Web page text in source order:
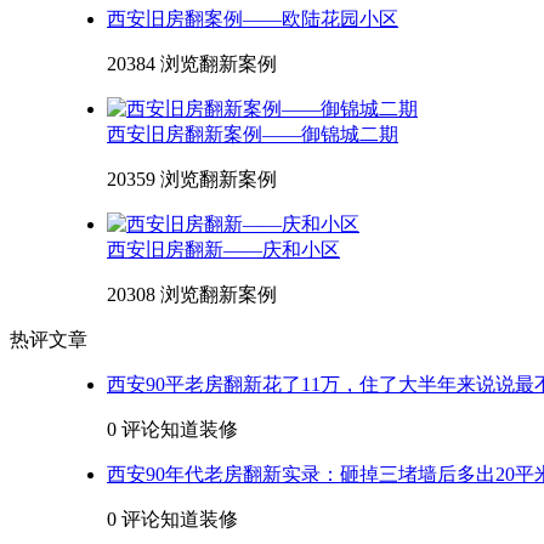
西安旧房翻案例——欧陆花园小区
20384 浏览翻新案例
西安旧房翻新案例——御锦城二期
20359 浏览翻新案例
西安旧房翻新——庆和小区
20308 浏览翻新案例
热评文章
西安90平老房翻新花了11万，住了大半年来说说最
0 评论知道装修
西安90年代老房翻新实录：砸掉三堵墙后多出20平
0 评论知道装修